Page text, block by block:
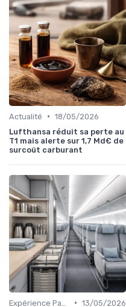
Actualité • 18/05/2026
Lufthansa réduit sa perte au
T1 mais alerte sur 1,7 Md€ de
surcoût carburant
• 13/05/2026